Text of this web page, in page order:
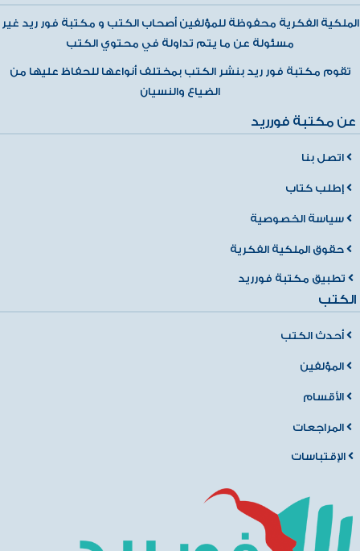
الملكية الفكرية محفوظة للمؤلفين أصحاب الكتب و مكتبة فور ريد غير
مسئولة عن ما يتم تداولة في محتوي الكتب
تقوم مكتبة فور ريد بنشر الكتب بمختلف أنواعها للحفاظ عليها من
الضياع والنسيان
عن مكتبة فورريد
اتصل بنا
إطلب كتاب
سياسة الخصوصية
حقوق الملكية الفكرية
تطبيق مكتبة فورريد
الكتب
أحدث الكتب
المؤلفين
الأقسام
المراجعات
الإقتباسات